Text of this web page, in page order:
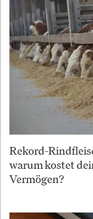
Rekord-
warum kostet
Vermögen?